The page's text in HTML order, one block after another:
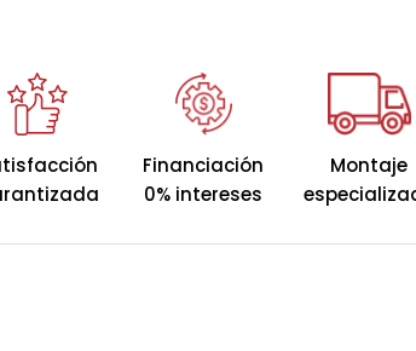
de almacenamiento adicional, manteniendo
habitación organizada y estilizada.
Financiación
0% intereses
Montaje